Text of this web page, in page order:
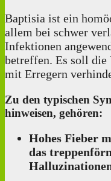
Baptisia ist ein
allem bei schwer
Infektionen
betreffen. Es soll die
mit Erregern
Zu den typischen
hinweisen, gehören:
Hohes Fieber
das